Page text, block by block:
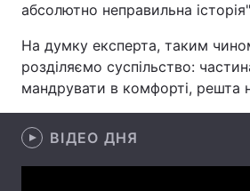
Інтерв'ю
Архів
абсолютно неправильна
На думку експерта, таким
розділяємо суспільство:
мандрувати в комфорті, решта
ВІДЕО ДНЯ